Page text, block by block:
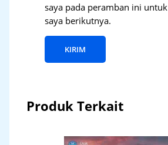
saya pada peramban ini
saya berikutnya.
Produk Terkait